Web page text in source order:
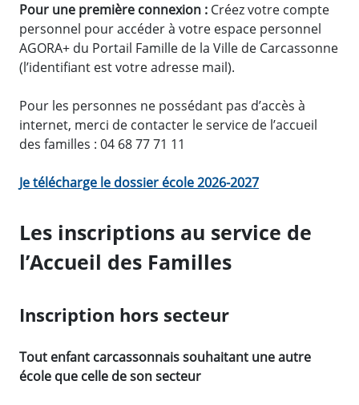
Pour une première connexion : Créez votre compte
personnel pour accéder à votre espace personnel
AGORA+ du Portail Famille de la Ville de Carcassonne
(l’identifiant est votre adresse mail).
Pour les personnes ne possédant pas d’accès à
internet, merci de contacter le service de l’accueil
des familles : 04 68 77 71 11
Je télécharge le dossier école 2026-2027
Les inscriptions au service de
l’Accueil des Familles
Inscription hors secteur
Tout enfant carcassonnais souhaitant une autre
école que celle de son secteur